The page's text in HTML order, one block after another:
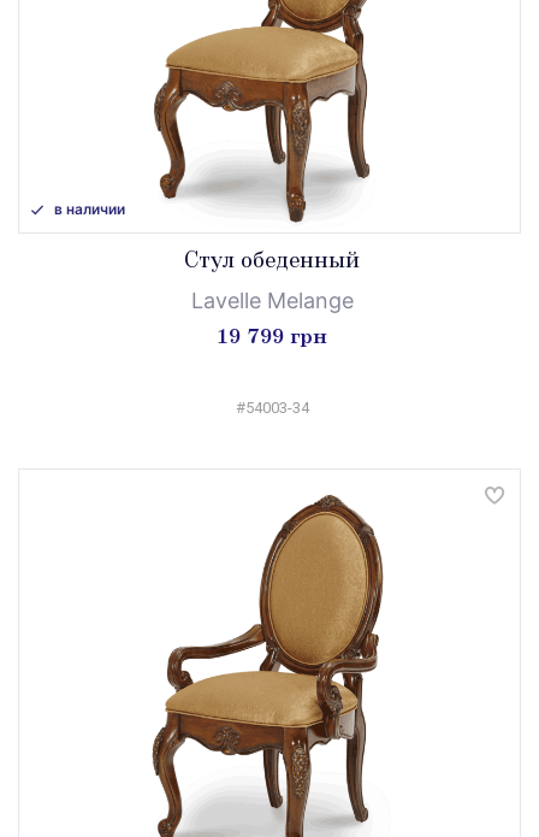
в наличии
Стул обеденный
Lavelle Melange
19 799 грн
#54003-34